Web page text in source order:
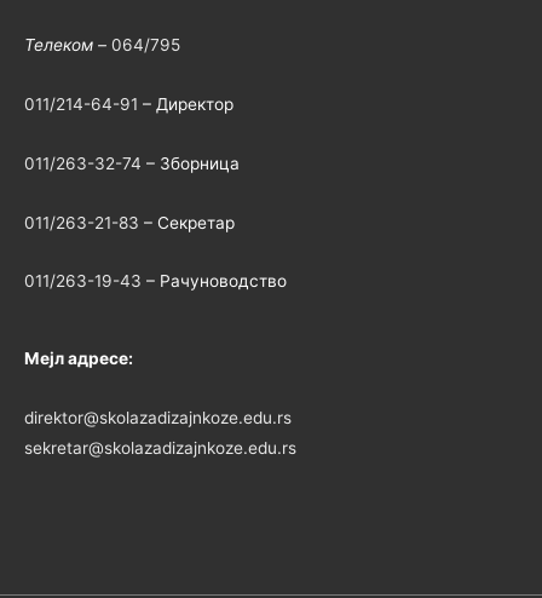
Телеком – 064/795
011/214-64-91 – Директор
011/263-32-74 – Зборница
011/263-21-83 – Секретар
011/263-19-43 – Рачуноводство
Мејл адресе:
direktor@skolazadizajnkoze.edu.rs
sekretar@skolazadizajnkoze.edu.rs